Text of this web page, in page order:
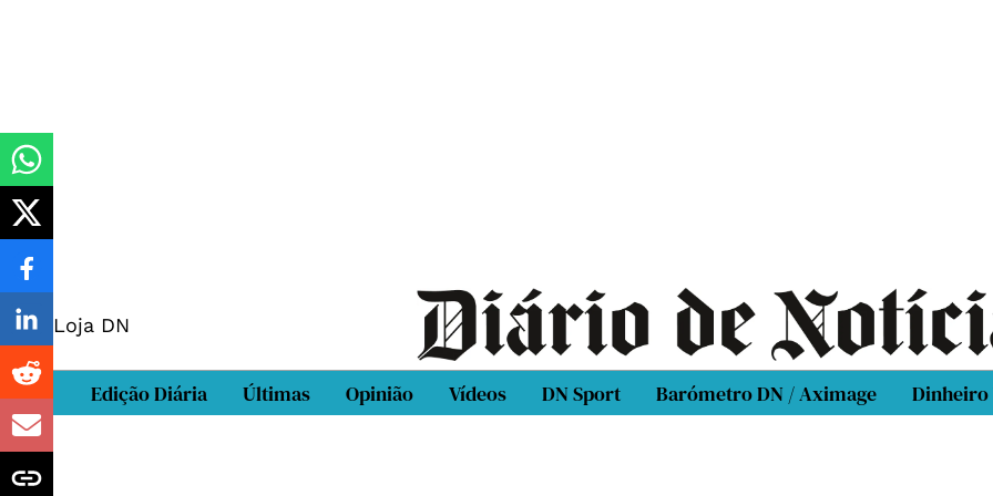
Loja DN
Edição Diária Últimas Opinião Vídeos DN Sport Barómetro DN / Aximage Dinheiro